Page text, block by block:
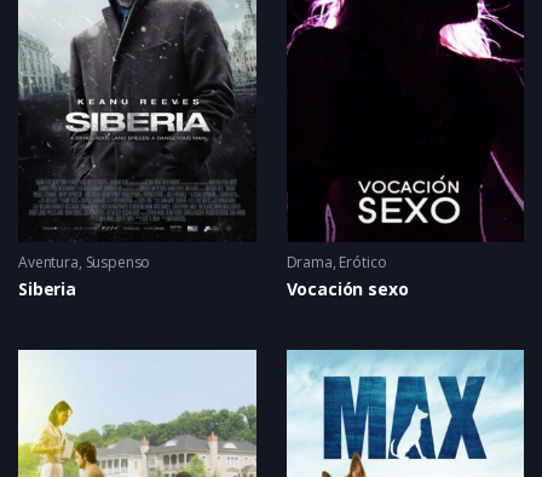
Aventura, Suspenso
Siberia
Drama, Erótico
Vocación sexo